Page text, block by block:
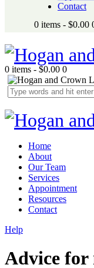
Contact
0 items - $0.00
0 items - $0.00 0
Home
About
Our Team
Services
Appointment
Resources
Contact
Help
Advice for